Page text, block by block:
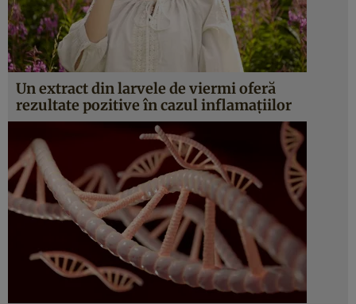
Un extract din larvele de viermi oferă
rezultate pozitive în cazul inflamaţiilor